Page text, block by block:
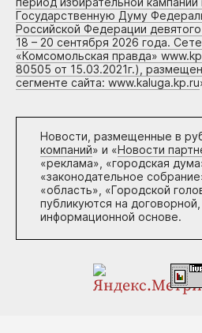
Государственную Думу
Российской Федерации
18 – 20 сентября 2026 года.
«Комсомольская правда»
80505 от 15.03.2021г.),
сегменте сайта: www.kaluga.kp.ru
Новости, размещенные в
компаний» и «Новости
«реклама», «городская
«законодательное
«область», «Городской
публикуются на
информационной основе.